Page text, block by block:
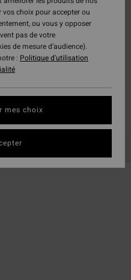
choix pour accepter ou
ou vous y opposer
pas de votre
de mesure d’audience).
: Politique d'utilisation
mes choix